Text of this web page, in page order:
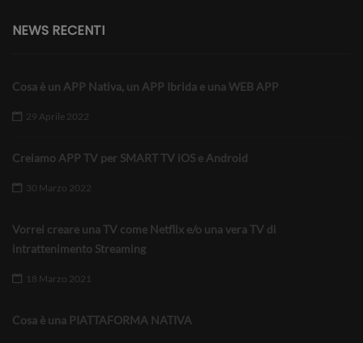
NEWS RECENTI
Cosa è un APP Nativa, un APP Ibrida e una WEB APP
29 Aprile 2022
Creiamo APP TV per SMART TV iOS e Android
30 Marzo 2022
Vorrei creare una TV come Netflix e/o una vera TV di
intrattenimento Streaming
18 Marzo 2021
Cosa è una PIATTAFORMA NATIVA